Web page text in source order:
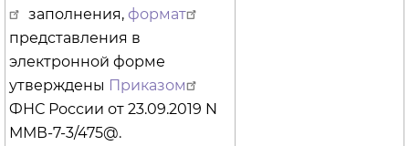
заполнения,формат
представления в
электронной форме
утверждены Приказом
ФНС России от 23.09.2019 N
ММВ-7-3/475@.